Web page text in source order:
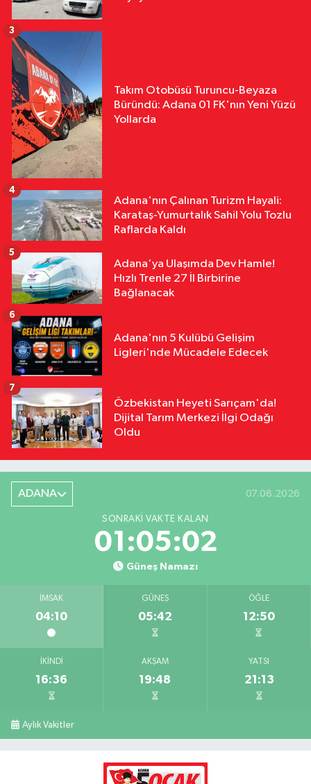
Takım Otobüsü Turuncu-Beyaza
Büründü: Adana 01 FK'nın Yeni Yüzü
Yollarda
3
Adana'nın Çalınan Turizm Hayali:
Karataş-Yumurtalık Sahil Yolu Tozlu
Raflarda Kaldı
4
Adana'ya Ulaşımda Dev Hamle!
Hızlı Trenle 27 İl Birbirine
Bağlanacak
5
Adana'nın 5 Kulübü Gelişim
Ligleri'nde Mücadele Edecek
6
Özbekistan Heyeti Sarıçam'da!
Dijital Tarım Merkezi İlgi Odağı
Oldu
7
ADANA 07.08.2026
SONRAKI VAKTE KALAN
01:05:01
Güneş Namazı
İMSAK
04:10
GÜNEŞ
05:42
ÖĞLE
12:50
İKINDI
16:36
AKŞAM
19:48
YATSI
21:13
Aylık Vakitler